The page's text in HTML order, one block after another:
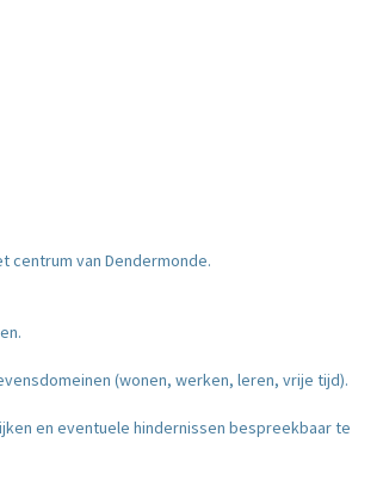
centrum van Dendermonde.
(wonen, werken, leren, vrije tijd).
en eventuele hindernissen bespreekbaar te